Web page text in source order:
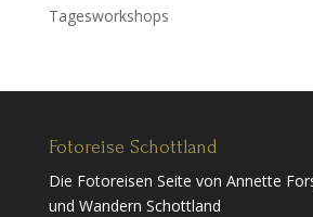
Tagesworkshops
Fotoreise Schottland
Die Fotoreisen Seite von Annette
und Wandern Schottland